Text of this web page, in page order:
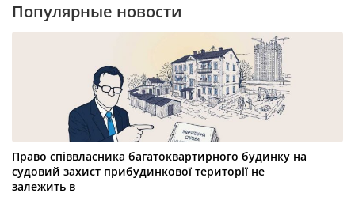
Популярные новости
Право співвласника багатоквартирного будинку на
судовий захист прибудинкової території не
залежить в